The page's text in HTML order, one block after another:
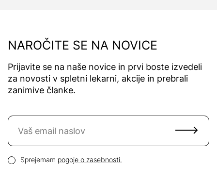
NAROČITE SE NA NOVICE
Prijavite se na naše novice in prvi boste izvedeli
za novosti v spletni lekarni, akcije in prebrali
zanimive članke.
Naročite se na novice
Pogoji zasebnosti
Sprejemam pogoje o zasebnosti.